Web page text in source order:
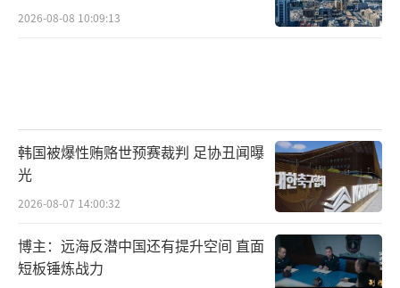
2026-08-08 10:09:13
韩国被爆性贿赂世预赛裁判 足协丑闻曝
光
2026-08-07 14:00:32
博主：远海反潜中国还有提升空间 直面
短板锤炼战力